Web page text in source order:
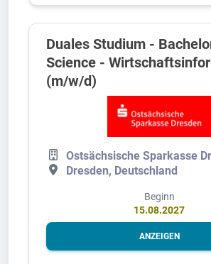
Duales Studium -
Science -
(m/w/d)
Ostsächsische Sparkasse
Dresden, Deutschland
Beginn
15.08.2027
ANZEIGEN